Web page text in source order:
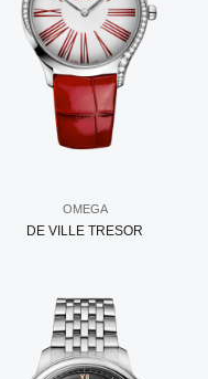
OMEGA
DE VILLE TRESOR